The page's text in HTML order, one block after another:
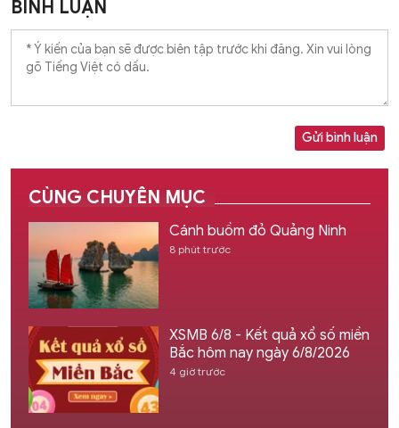
BÌNH LUẬN
Gửi bình luận
CÙNG CHUYÊN MỤC
Cánh buồm đỏ Quảng Ninh
8 phút trước
XSMB 6/8 - Kết quả xổ số miền
Bắc hôm nay ngày 6/8/2026
4 giờ trước